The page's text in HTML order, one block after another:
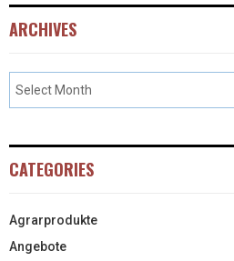
ARCHIVES
CATEGORIES
Agrarprodukte
Angebote